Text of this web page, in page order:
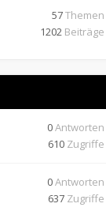
57Themen
1202 Beiträge
0Antworten
610 Zugriffe
0Antworten
637 Zugriffe